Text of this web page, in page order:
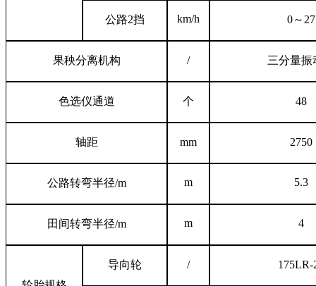
公路2挡 km/h 0～27
果秧分离机构 / 三分量振
色选仪通道 个 48
轴距 mm 2750
公路转弯半径/m m 5.3
田间转弯半径/m m 4
导向轮 / 175LR-